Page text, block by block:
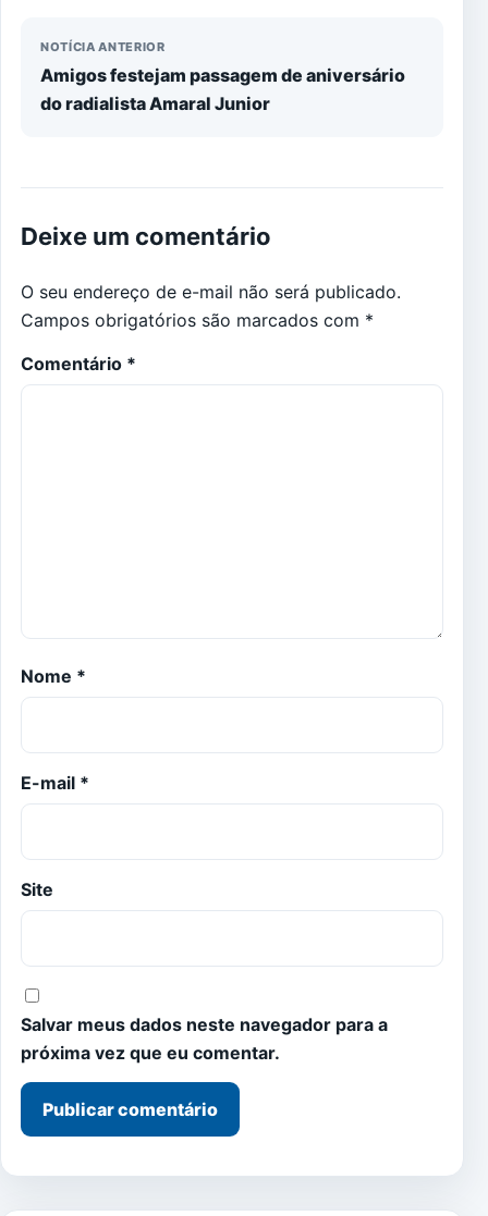
NOTÍCIA ANTERIOR
Amigos festejam passagem de aniversário
do radialista Amaral Junior
Deixe um comentário
O seu endereço de e-mail não será publicado.
Campos obrigatórios são marcados com *
Comentário *
Nome *
E-mail *
Site
Salvar meus dados neste navegador para a
próxima vez que eu comentar.